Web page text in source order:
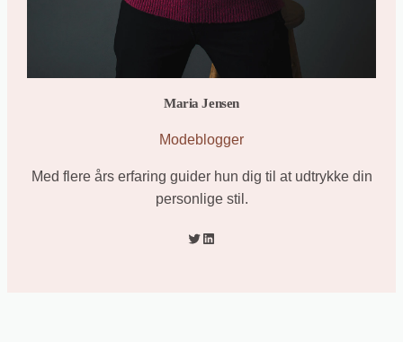
Maria Jensen
Modeblogger
Med flere års erfaring guider hun dig til at udtrykke din
personlige stil.
Twitter LinkedIn